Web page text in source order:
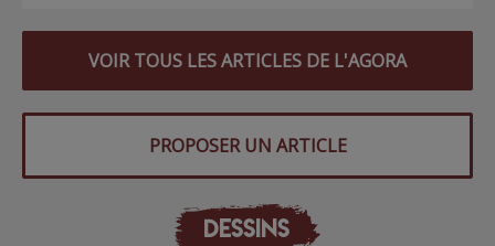
VOIR TOUS LES ARTICLES DE L'AGORA
PROPOSER UN ARTICLE
DESSINS